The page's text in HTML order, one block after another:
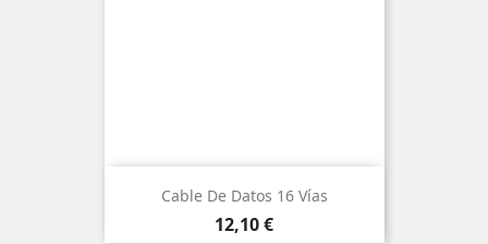
Cable De Datos 16 Vías
Precio
12,10 €